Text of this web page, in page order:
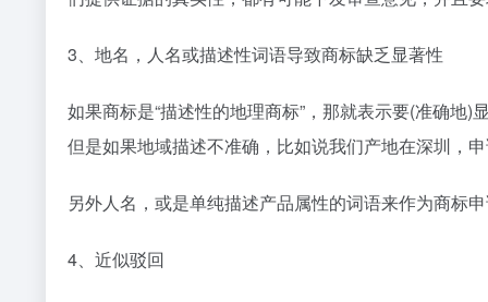
3、地名，人名或描述性词语导致商标缺乏显著性
如果商标是“描述性的地理商标”，那就表示要(准确地
但是如果地域描述不准确，比如说我们产地在深圳，
另外人名，或是单纯描述产品属性的词语来作为商标
4、近似驳回